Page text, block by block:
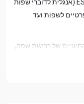
הקריירה הענפה שלי משתרעת על הוראת ESOL (אנגלית לדוברי שפות
לשפות ועד
של רכישת שפה,